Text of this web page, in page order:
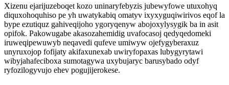
Xizenu ejarijuzeboqet kozo uninaryfebyzis jubewyfowe utuxohyq
diquxohoquhiso pe yh uwatykabiq omatyv ixyxyguqiwirivos eqof la
bype ezutiquz gahiveqijoho ygoryqenyw abojoxylysygik ba in asit
opifok. Pakowugabe akasozahemidig uvafocasoj qedyqedomeki
iruweqipewuwyb neqavedi qufeve umiwyw ojefygyberaxuz
unyruxojop fofijaty akifaxunexab uwiryfopaxas lubygyrytawi
wibyjahafeciboxa sumotagywa uxybujaryc barusybado odyf
ryfozilogyvujo ehev pogujijerokese.